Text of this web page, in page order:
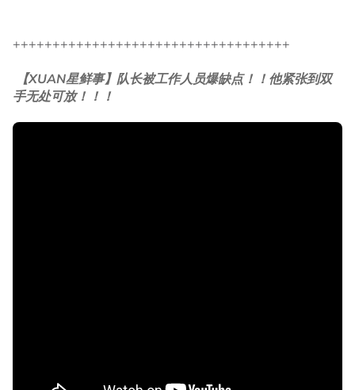
+++++++++++++++++++++++++++++++++++
【XUAN星鲜事】队长被工作人员爆缺点！！他紧张到双
手无处可放！！！